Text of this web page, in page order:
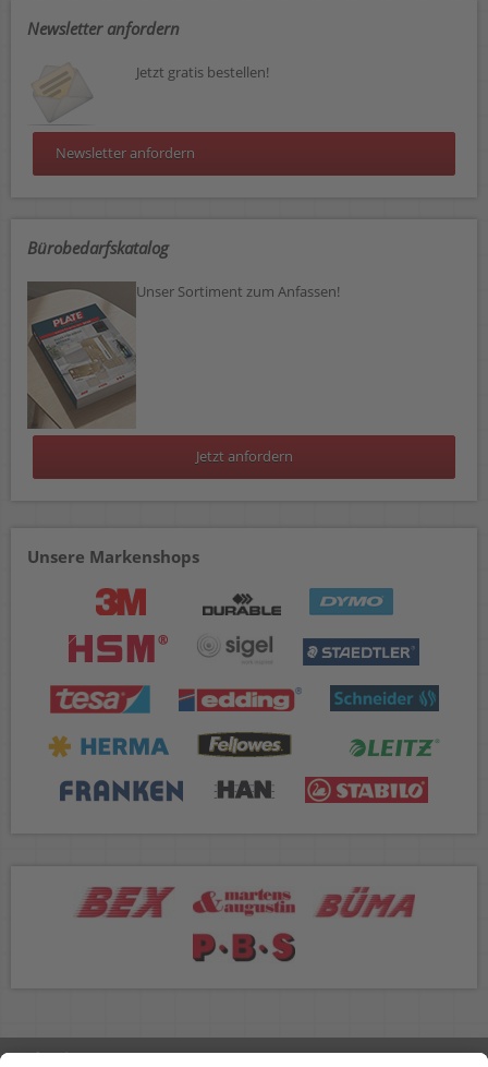
Newsletter anfordern
Jetzt gratis bestellen!
Newsletter anfordern
Bürobedarfskatalog
Unser Sortiment zum Anfassen!
Jetzt anfordern
Unsere Markenshops
Rufen Sie uns an 04298 401-0